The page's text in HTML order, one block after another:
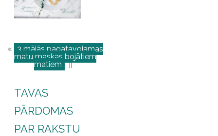
«
3 mājās pagatavojamas
matu maskas bojātiem
matiem ||
TAVAS
PĀRDOMAS
PAR RAKSTU